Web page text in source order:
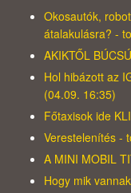
Okosautók,
átalakulásra? -
AKIKTŐL
Hol hibázott az
(04.09. 16:35)
Főtaxisok ide
Verestelenítés -
A MINI MOBIL
Hogy mik